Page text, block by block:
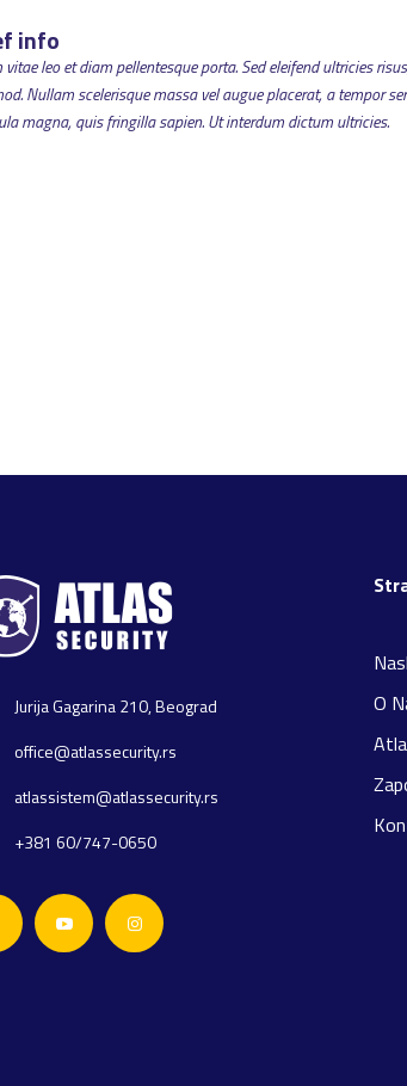
info
vitae leo et diam pellentesque porta. Sed eleifend ultricies
Nullam scelerisque massa vel augue placerat, a tempor
magna, quis fringilla sapien. Ut interdum dictum ultricies.
Jurija Gagarina 210, Beograd
office@atlassecurity.rs
atlassistem@atlassecurity.rs
+381 60/747-0650
O